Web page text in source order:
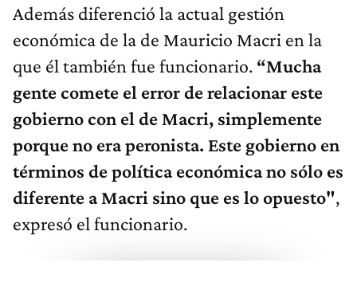
Además diferenció la actual gestión
económica de la de Mauricio Macri en la
que él también fue funcionario. “Mucha
gente comete el error de relacionar este
gobierno con el de Macri, simplemente
porque no era peronista. Este gobierno en
términos de política económica no sólo es
diferente a Macri sino que es lo opuesto",
expresó el funcionario.